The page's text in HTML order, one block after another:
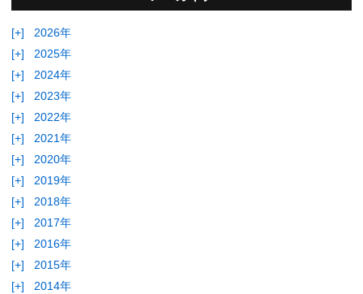
[+]
2026年
[+]
2025年
[+]
2024年
[+]
2023年
[+]
2022年
[+]
2021年
[+]
2020年
[+]
2019年
[+]
2018年
[+]
2017年
[+]
2016年
[+]
2015年
[+]
2014年